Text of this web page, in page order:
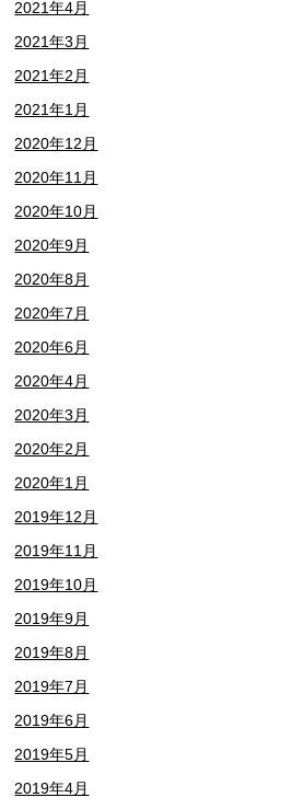
2021年4月
2021年3月
2021年2月
2021年1月
2020年12月
2020年11月
2020年10月
2020年9月
2020年8月
2020年7月
2020年6月
2020年4月
2020年3月
2020年2月
2020年1月
2019年12月
2019年11月
2019年10月
2019年9月
2019年8月
2019年7月
2019年6月
2019年5月
2019年4月